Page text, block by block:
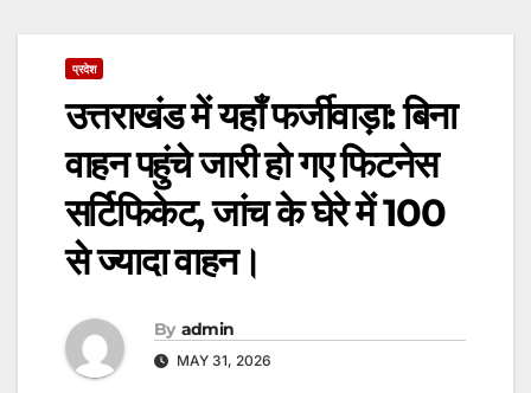
प्रदेश
उत्तराखंड में यहाँ फर्जीवाड़ा: बिना
वाहन पहुंचे जारी हो गए फिटनेस
सर्टिफिकेट, जांच के घेरे में 100
से ज्यादा वाहन।
By admin
MAY 31, 2026